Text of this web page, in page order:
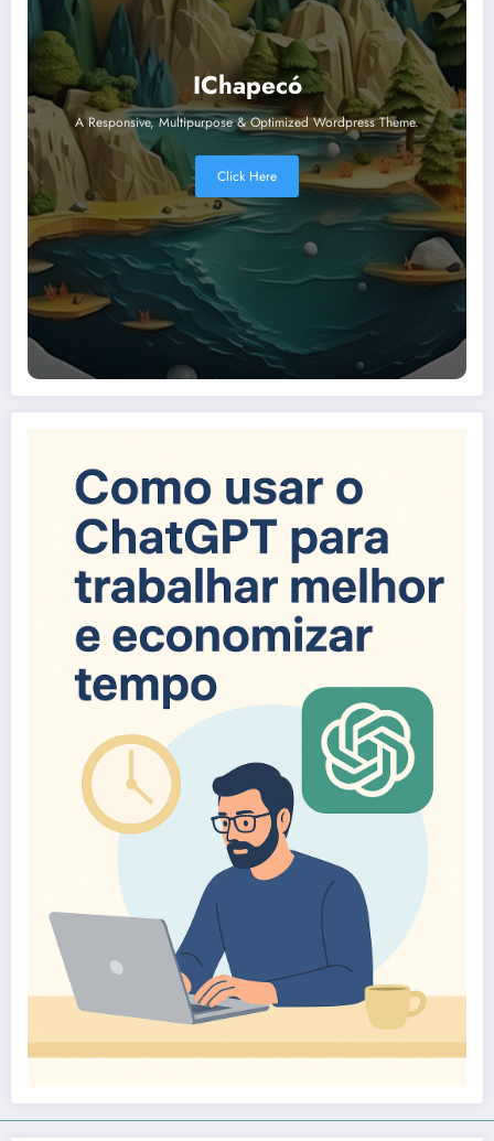
IChapecó
A Responsive, Multipurpose & Optimized Wordpress Theme.
Click Here